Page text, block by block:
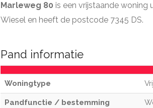
Marleweg 80 is een vrijstaande woning
Wiesel en heeft de postcode 7345 DS.
Pand informatie
Woningtype
Pandfunctie / bestemming